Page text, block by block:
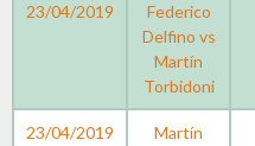
23/04/2019
Federico
Delfino vs
Martín
Torbidoni
23/04/2019
Martín